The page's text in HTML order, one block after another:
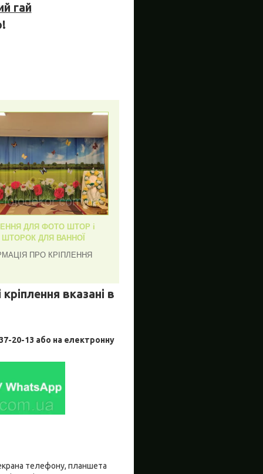
гай
ДЛЯ ФОТО ШТОР і
ШТОРОК ДЛЯ ВАННОЇ
ПРО КРІПЛЕННЯ
вказані в
13 або на електронну
телефону, планшета